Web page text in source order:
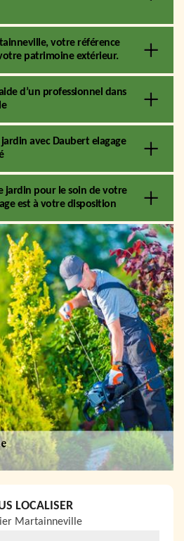
votre référence
patrimoine extérieur.
d’un professionnel dans
avec Daubert elagage
jardin pour le soin de votre
est à votre disposition
LOCALISER
Martainneville